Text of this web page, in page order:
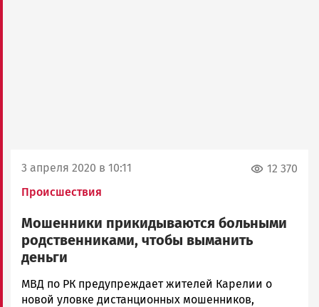
3 апреля 2020 в 10:11
Происшествия
12 370
Мошенники прикидываются больными
родственниками, чтобы выманить
деньги
Корректор
Новости
МВД по РК предупреждает жителей Карелии о
новой уловке дистанционных мошенников,